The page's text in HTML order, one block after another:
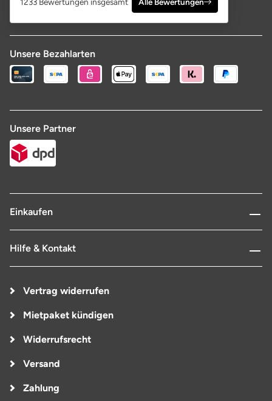
Unsere Bezahlarten
Unsere Partner
Einkaufen
Hilfe & Kontakt
Vertrag widerrufen
Mietpaket kündigen
Widerrufsrecht
Versand
Zahlung